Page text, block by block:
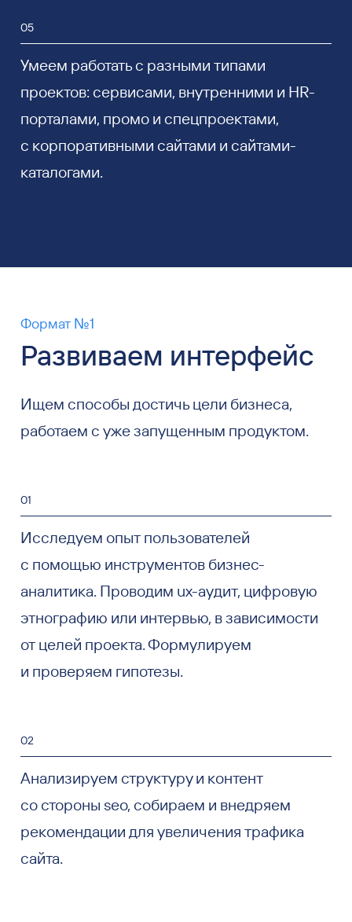
05
Умеем работать с разными типами
проектов: сервисами, внутренними и HR-
порталами, промо и спецпроектами,
с корпоративными сайтами и сайтами-
каталогами.
Формат №1
Развиваем интерфейс
Ищем способы достичь цели бизнеса,
работаем с уже запущенным продуктом.
01
Исследуем опыт пользователей
с помощью инструментов бизнес-
аналитика. Проводим ux-аудит, цифровую
этнографию или интервью, в зависимости
от целей проекта. Формулируем
и проверяем гипотезы.
02
Анализируем структуру и контент
со стороны seo, собираем и внедряем
рекомендации для увеличения трафика
сайта.